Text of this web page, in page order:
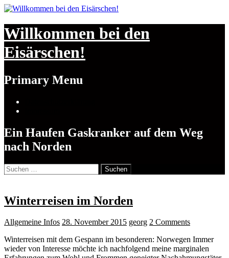
Willkommen bei den
Eisärschen!
Search
Primary Menu
Skip
Ein Haufen Gaskranker auf dem Weg
nach Norden
Suchen
nach:
Winterreisen im Norden
Allgemeine Infos 28. November 2015 georg 2 Comments
Winterreisen mit dem Gespann im besonderen: Norwegen Immer
wieder von Interesse möchte ich nachfolgend meine marginalen